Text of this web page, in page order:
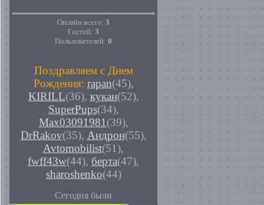
Онлайн всего: 3
Гостей: 3
Пользователей: 0
Поздравляем с Днем
Рождения: rapan(45),
KIRILL(36), кукан(52),
SuperPups(34),
Max03091981 (39),
DrRakov(35), Андрон(55),
Avtomobilist(51),
fwff43w(44), берта(47),
sharoshenko(44)
Сегодня были